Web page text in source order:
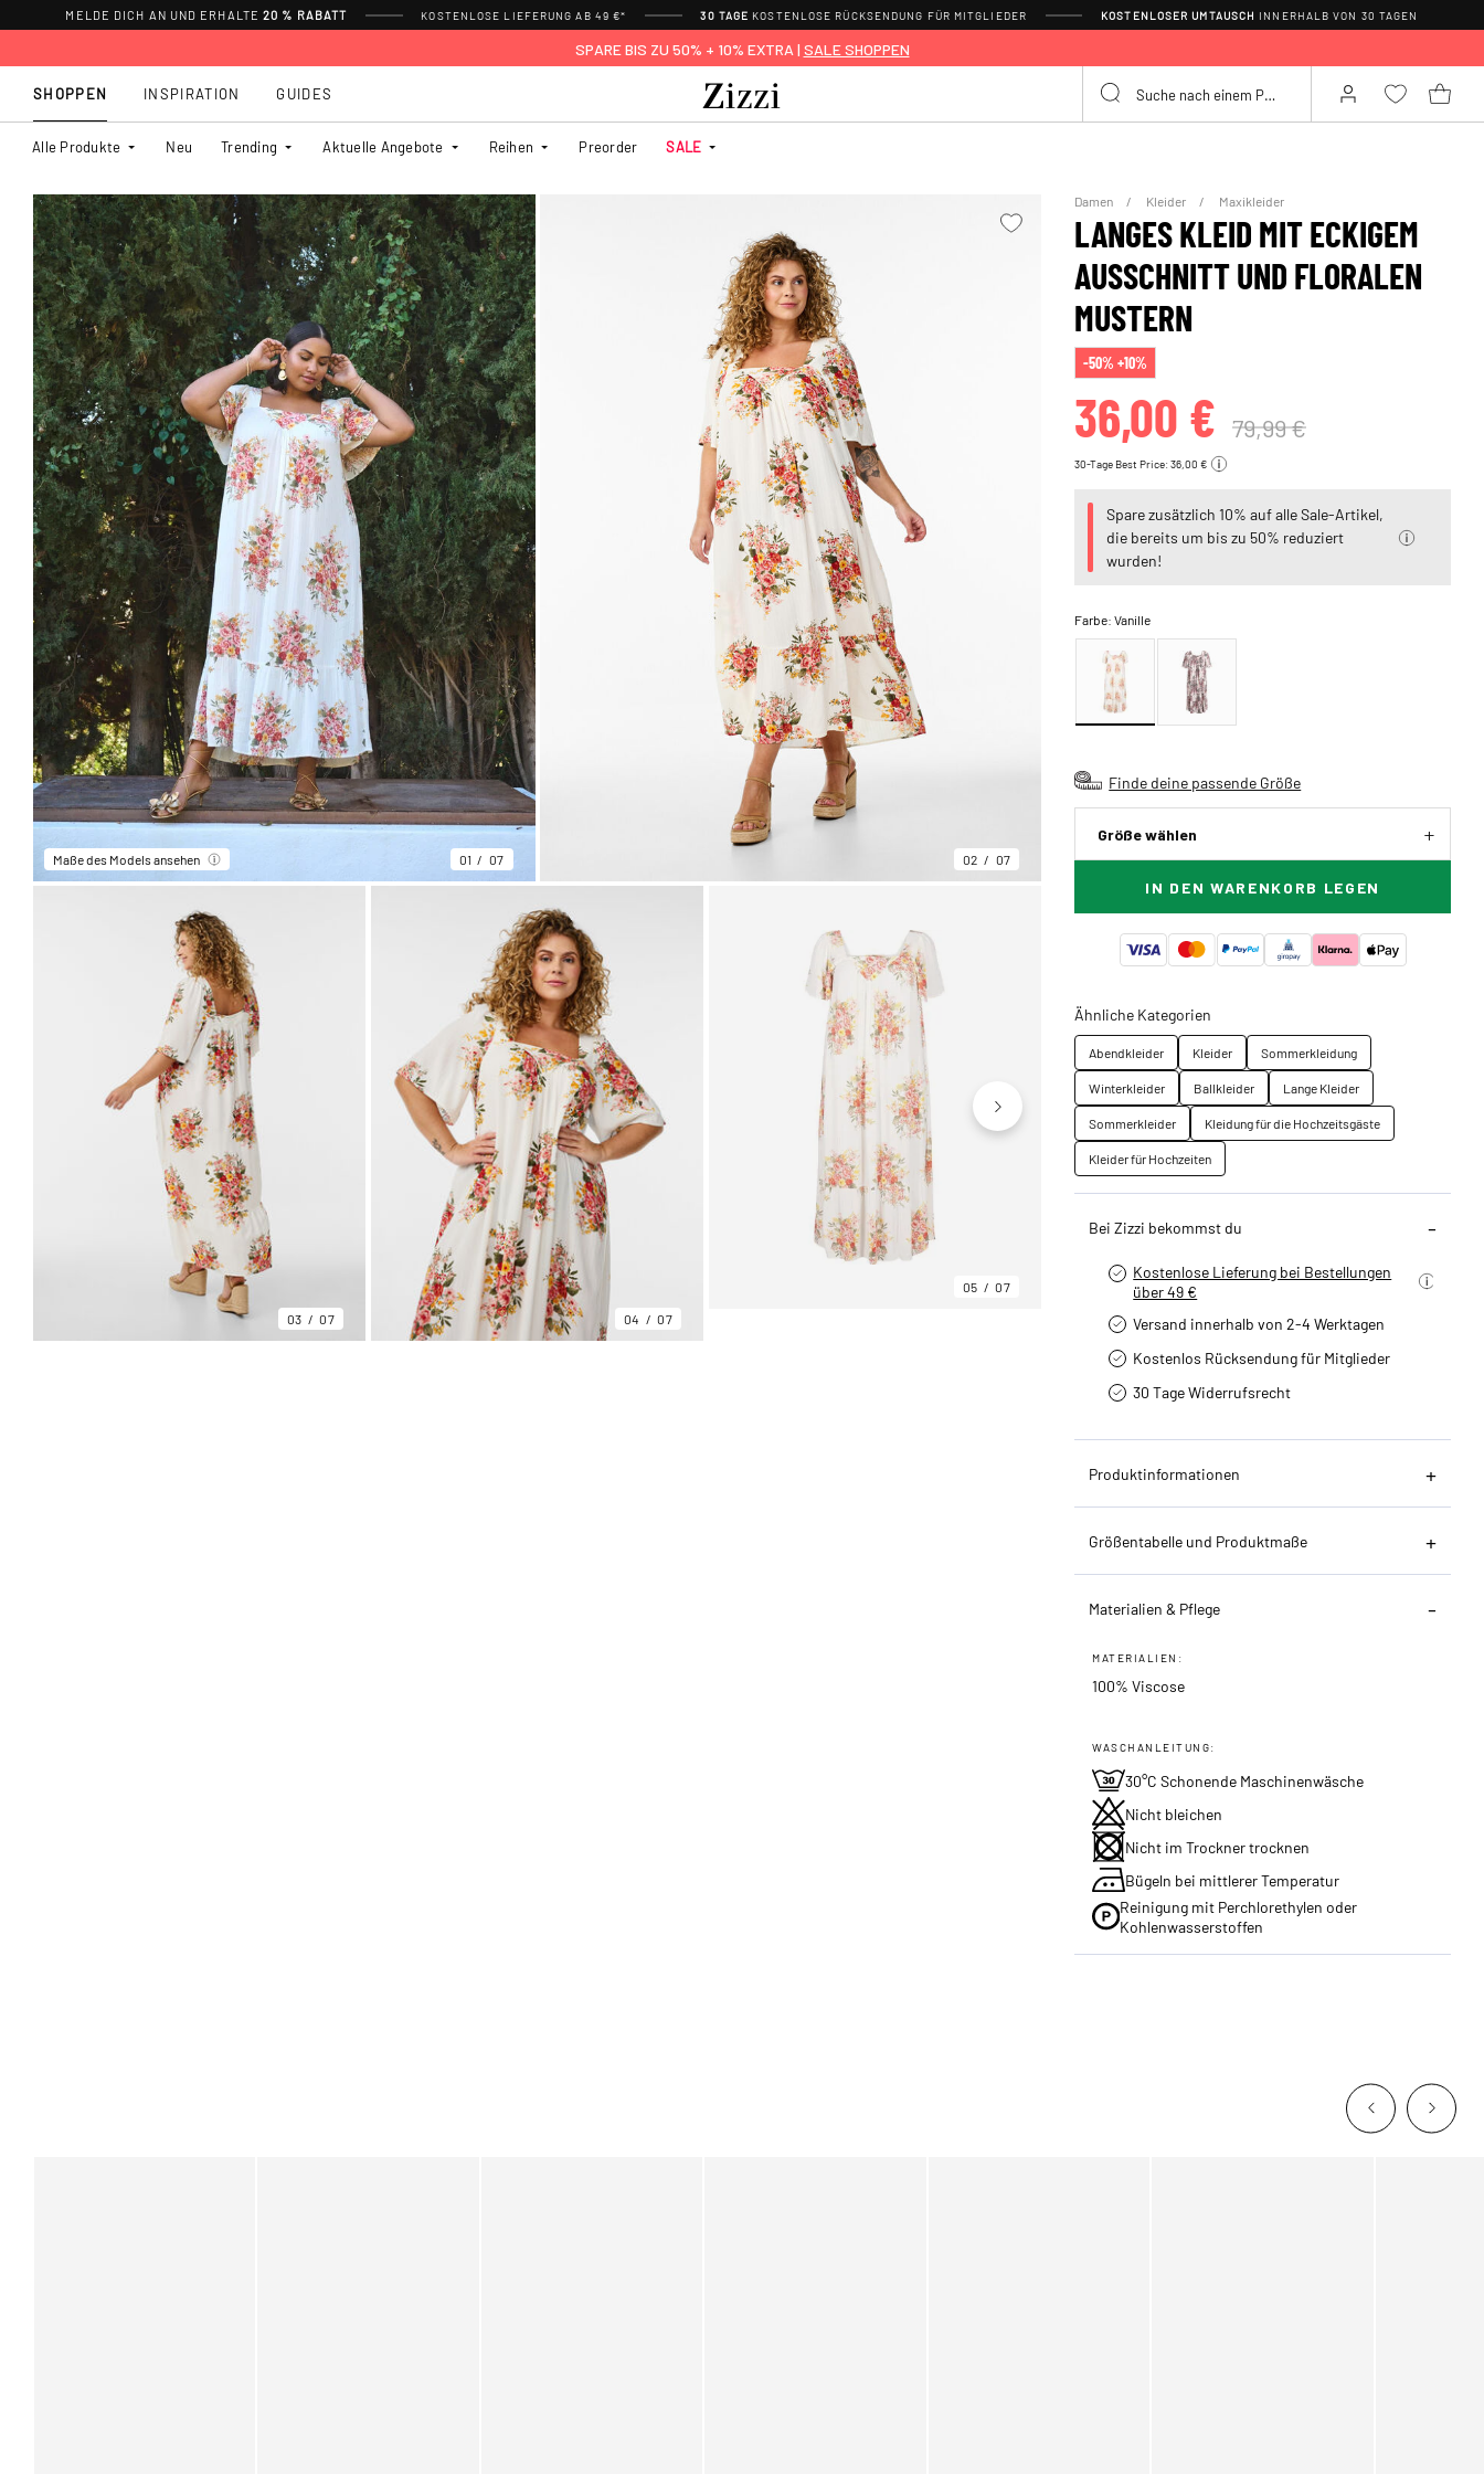
MELDE DICH AN UND ERHALTE20 % RABATT KOSTENLOSE LIEFERUNG AB 49 €* 30 TAGE KOSTENLOSE RÜCKSENDUNG FÜR MITGLIEDER KOSTENLOSER UMTAUSCH INNERHALB VON 30 TAGEN
SPARE BIS ZU 50% + 10% EXTRA | SALE SHOPPEN
SHOPPEN
Alle Produkte Neu Trending Aktuelle Angebote Reihen Preorder SALE
INSPIRATION GUIDES
Maße des Models ansehen 01 07 02 07
03 07 04 07
05 07
Damen Kleider Maxikleider
LANGES KLEID MIT ECKIGEM
AUSSCHNITT UND FLORALEN
MUSTERN
-50% +10%
36,00 € 79,99 €
30-Tage Best Price: 36,00 €
Spare zusätzlich 10% auf alle Sale-Artikel,
die bereits um bis zu 50% reduziert
wurden!
Farbe:Vanille
Finde deine passende Größe
Größe wählen
IN DEN WARENKORB LEGEN
Ähnliche Kategorien
Abendkleider Kleider
Sommerkleidung
Winterkleider
Ballkleider
Lange Kleider
Sommerkleider
Kleidung für die Hochzeitsgäste
Kleider für Hochzeiten
Bei Zizzi bekommst du
Kostenlose Lieferung bei Bestellungen
über 49 €
Versand innerhalb von 2-4 Werktagen
Kostenlos Rücksendung für Mitglieder
30 Tage Widerrufsrecht
Produktinformationen
Größentabelle und Produktmaße
Materialien & Pflege
MATERIALIEN:
100% Viscose
WASCHANLEITUNG:
30°C Schonende Maschinenwäsche
Nicht bleichen
Nicht im Trockner trocknen
Bügeln bei mittlerer Temperatur
Reinigung mit Perchlorethylen oder
Kohlenwasserstoffen